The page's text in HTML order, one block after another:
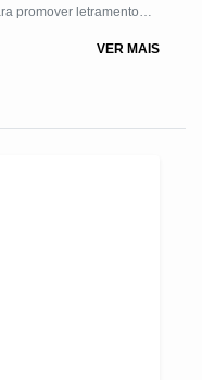
promover letramento
usando upcycling,
social em feiras de
VER MAIS